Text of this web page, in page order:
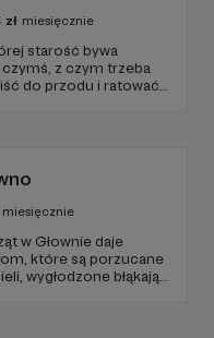
zł miesięcznie
starość bywa
z czym trzeba
do przodu i ratować
miesięcznie
w Głownie daje
które są porzucane
wygłodzone błąkają